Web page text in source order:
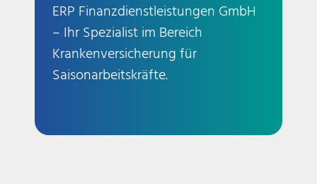
ERP Finanzdienstleistungen GmbH
– Ihr Spezialist im Bereich
Krankenversicherung für
Saisonarbeitskräfte.